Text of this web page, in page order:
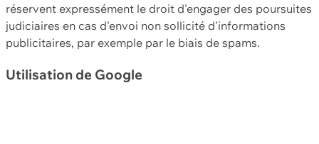
réservent expressément le droit d'engager des poursuites
judiciaires en cas d'envoi non sollicité d'informations
publicitaires, par exemple par le biais de spams.
Utilisation de Google